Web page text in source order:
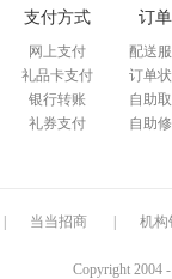
支付方式
网上支付
礼品卡支付
银行转账
礼券支付
订
配送
订单
自助
自助
当当招商 机构
Copyright 2004